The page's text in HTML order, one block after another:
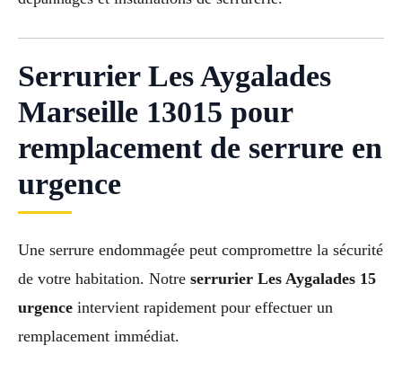
Serrurier Les Aygalades
Marseille 13015 pour
remplacement de serrure en
urgence
Une serrure endommagée peut compromettre la sécurité
de votre habitation. Notre serrurier Les Aygalades 15
urgence intervient rapidement pour effectuer un
remplacement immédiat.